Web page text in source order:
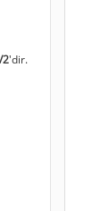
2'dir.